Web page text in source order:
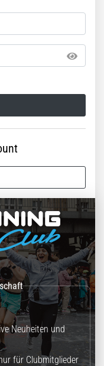
Neuheiten und
für Clubmitglieder